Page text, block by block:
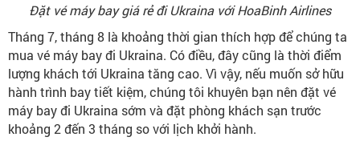
Đặt vé máy bay giá rẻ đi Ukraina với HoaBinh Airlines
Tháng 7, tháng 8 là khoảng thời gian thích hợp để chúng ta
mua vé máy bay đi Ukraina. Có điều, đây cũng là thời điểm
lượng khách tới Ukraina tăng cao. Vì vậy, nếu muốn sở hữu
hành trình bay tiết kiệm, chúng tôi khuyên bạn nên đặt vé
máy bay đi Ukraina sớm và đặt phòng khách sạn trước
khoảng 2 đến 3 tháng so với lịch khởi hành.